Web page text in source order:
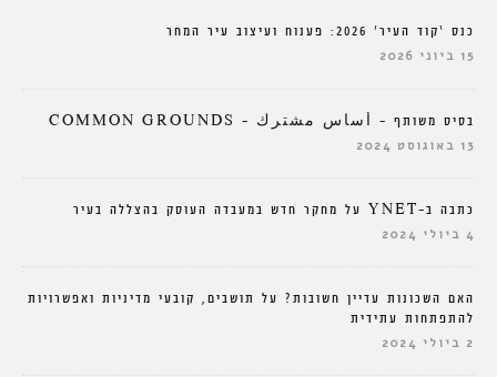
כנס ‘קוד העיר’ 2026: פענוח ועיצוב עיר המחר
15 ביוני 2026
בסיס משותף – أساس مشترك – COMMON GROUNDS
13 באוגוסט 2024
כתבה ב-YNET על מחקר חדש במעבדה העוסק בהצללה בעיר
4 ביולי 2024
האם השכונות עדיין חשובות? על תושבים, קובעי מדיניות ואפשרויות
להתפתחות עתידית
2 ביולי 2024